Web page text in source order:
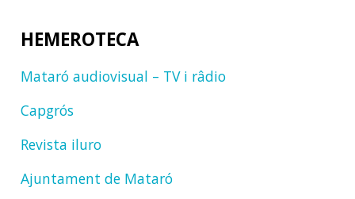
HEMEROTECA
Mataró audiovisual – TV i râdio
Capgrós
Revista iluro
Ajuntament de Mataró